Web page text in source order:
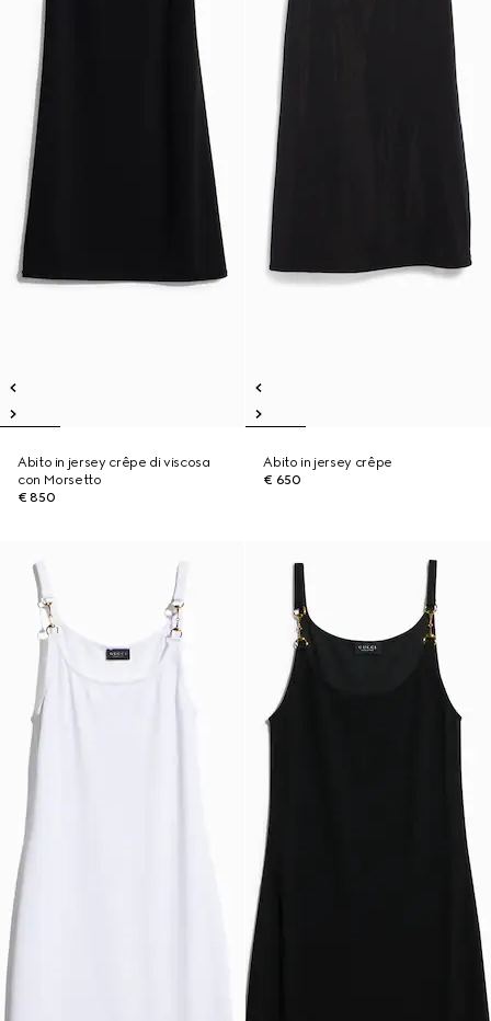
Abito in jersey crêpe di viscosa
con Morsetto
€ 850
Abito in jersey crêpe
€ 650